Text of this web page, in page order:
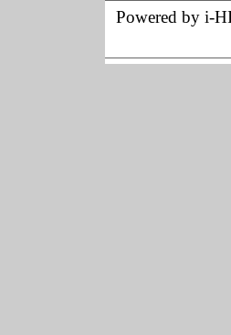
Powered by i-